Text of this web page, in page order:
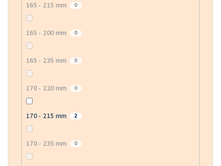
165 - 215 mm 0
165 - 200 mm 0
165 - 235 mm 0
170 - 220 mm 0
170 - 215 mm 2
170 - 235 mm 0